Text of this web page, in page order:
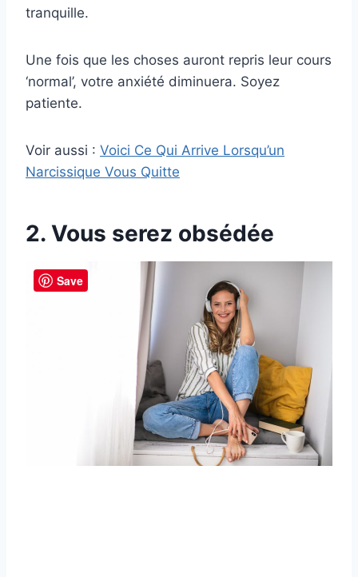
tranquille.
Une fois que les choses auront repris leur cours
‘normal’, votre anxiété diminuera. Soyez
patiente.
Voir aussi : Voici Ce Qui Arrive Lorsqu’un
Narcissique Vous Quitte
2. Vous serez obsédée
Save